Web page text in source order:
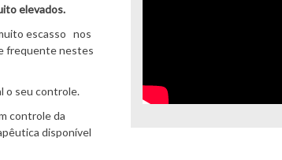
elevados.
escasso nos
frequente nestes
o seu controle.
controle da
disponível